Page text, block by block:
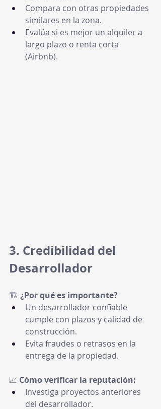
Compara con otras propiedades
similares en la zona.
Evalúa si es mejor un alquiler a
largo plazo o renta corta
(Airbnb).
3. Credibilidad del
Desarrollador
🏗 ¿Por qué es importante?
Un desarrollador confiable
cumple con plazos y calidad de
construcción.
Evita fraudes o retrasos en la
entrega de la propiedad.
📈 Cómo verificar la reputación:
Investiga proyectos anteriores
del desarrollador.